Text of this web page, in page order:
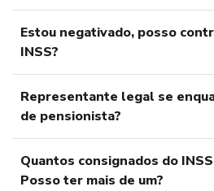
Estou negativado, posso
INSS?
Representante legal se
de pensionista?
Quantos consignados do
Posso ter mais de um?